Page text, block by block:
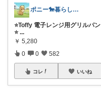
ポニー🐎暮らし快適を目指すパパ
⭐️Toffy 電子レンジ用グリルパン
⭐️ ...
￥ 5,280
0 0 582
コレ いいね